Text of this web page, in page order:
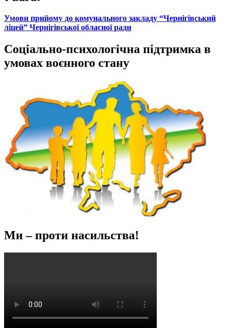
Умови прийому до комунального закладу “Чернігівський
ліцей” Чернігівської обласної ради
Соціально-психологічна підтримка в
умовах воєнного стану
Ми – проти насильства!